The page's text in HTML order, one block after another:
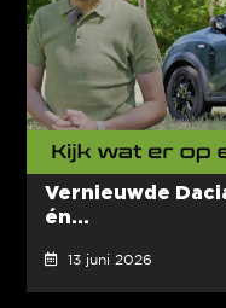
Vernieuwde
én...
13 juni 2026